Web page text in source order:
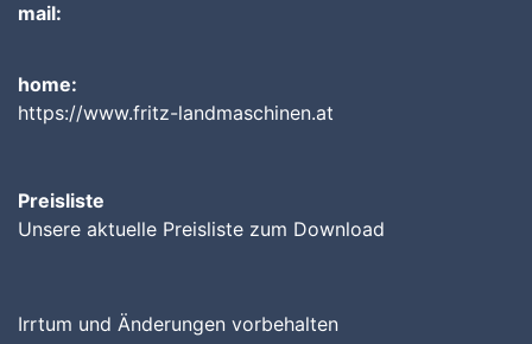
mail:
home:
https://www.fritz-landmaschinen.at
Preisliste
Unsere aktuelle Preisliste zum Download
Irrtum und Änderungen vorbehalten